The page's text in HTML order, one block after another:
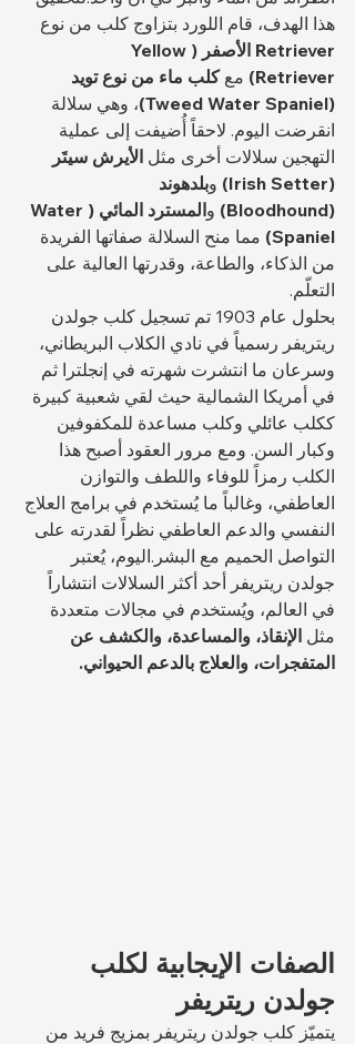
هذا الهدف، قام اللورد بتزاوج كلب من نوع
Retriever الأصفر (Yellow
Retriever) مع كلب ماء من نوع تويد
(Tweed Water Spaniel)
، وهي سلالة
انقرضت اليوم. لاحقاً أُضيفت إلى عملية
التهجين سلالات أخرى مثل الأيرش سيتَر
(Irish Setter)
وبلدهوند
(Bloodhound)
و
المسترد المائي (Water
Spaniel) مما منح السلالة صفاتها الفريدة
من الذكاء، والطاعة، وقدرتها العالية على
التعلّم.
بحلول عام 1903 تم تسجيل كلب جولدن
ريتريفر رسمياً في نادي الكلاب البريطاني،
وسرعان ما انتشرت شهرته في إنجلترا ثم
في أمريكا الشمالية حيث لقي شعبية كبيرة
ككلب عائلي وكلب مساعدة للمكفوفين
وكبار السن. ومع مرور العقود أصبح هذا
الكلب رمزاً للوفاء واللطف والتوازن
العاطفي، وغالباً ما يُستخدم في برامج العلاج
النفسي والدعم العاطفي نظراً لقدرته على
التواصل الحميم مع البشر.اليوم، يُعتبر
جولدن ريتريفر أحد أكثر السلالات انتشاراً
في العالم، ويُستخدم في مجالات متعددة
مثل الإنقاذ، والمساعدة، والكشف عن
المتفجرات، والعلاج بالدعم الحيواني.
الصفات الإيجابية لكلب
جولدن ريتريفر
يتميّز كلب جولدن ريتريفر بمزيج فريد من